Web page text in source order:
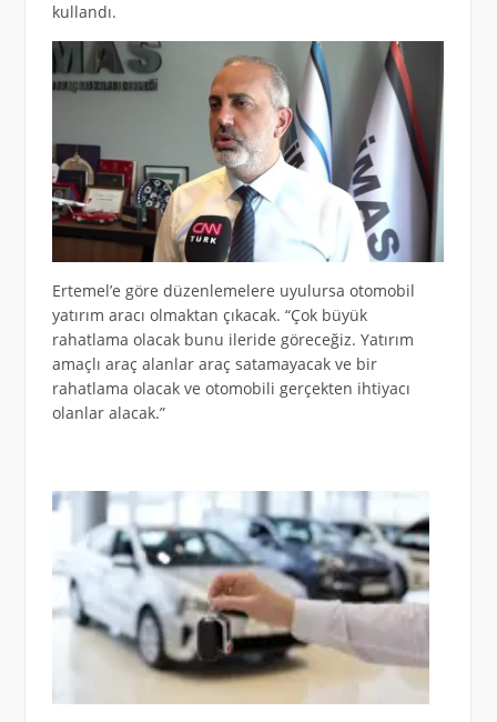
kullandı.
Ertemel’e göre düzenlemelere uyulursa otomobil
yatırım aracı olmaktan çıkacak. “Çok büyük
rahatlama olacak bunu ileride göreceğiz. Yatırım
amaçlı araç alanlar araç satamayacak ve bir
rahatlama olacak ve otomobili gerçekten ihtiyacı
olanlar alacak.”